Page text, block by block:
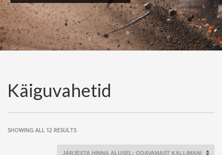
Käiguvahetid
SHOWING ALL 12 RESULTSSORTED